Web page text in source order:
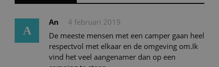
A
An
4 februari 2019
De meeste mensen met een camper gaan heel
respectvol met elkaar en de omgeving om.Ik
vind het veel aangenamer dan op een